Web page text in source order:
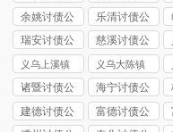
讨债公司
讨债公司
余姚讨债公
司
乐清讨债公
司
瑞安讨债公
司
慈溪讨债公
司
义乌上溪镇
讨债公司
义乌大陈镇
讨债公司
诸暨讨债公
司
海宁讨债公
司
建德讨债公
富德讨债公